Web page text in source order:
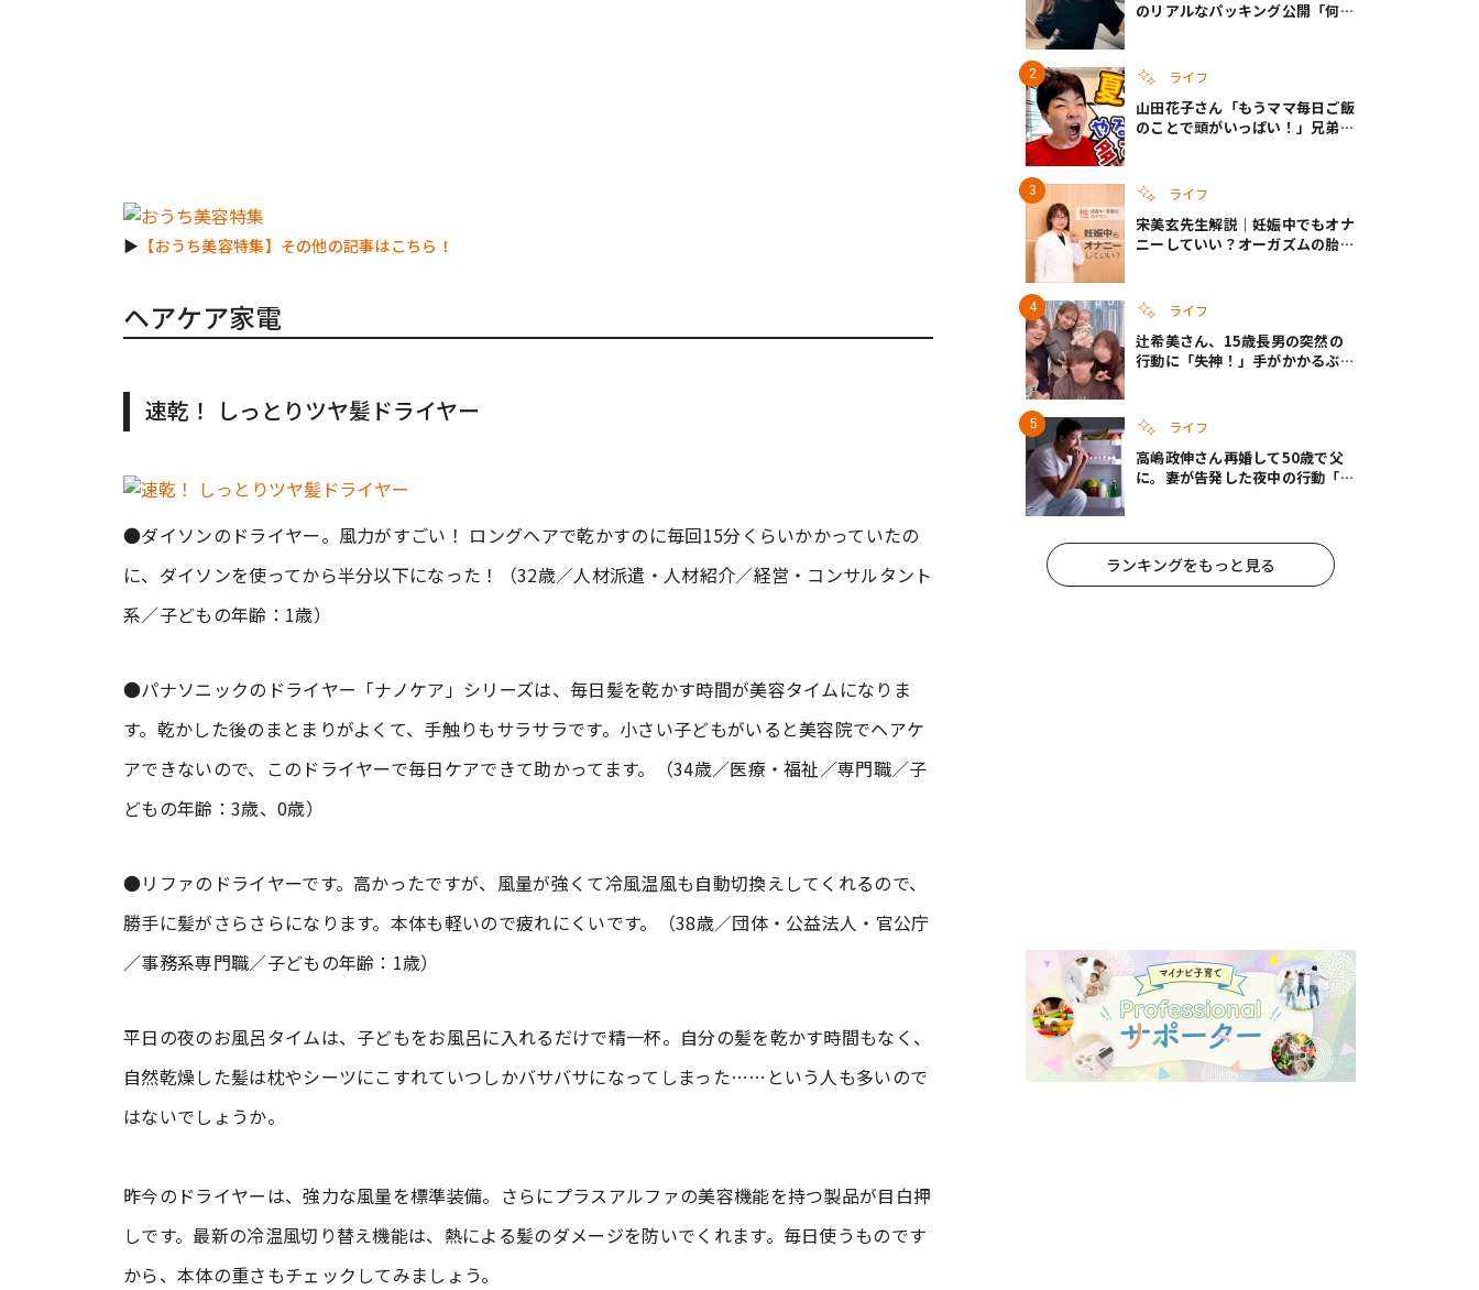
▶︎ 【おうち美容特集】その他の記事はこちら！
ヘアケア家電
速乾！ しっとりツヤ髪ドライヤー
●ダイソンのドライヤー。風力がすごい！ ロングヘアで乾かすのに毎回15分くらいかかっていたの
に、ダイソンを使ってから半分以下になった！（32歳／人材派遣・人材紹介／経営・コンサルタント
系／子どもの年齢：1歳）
●パナソニックのドライヤー「ナノケア」シリーズは、毎日髪を乾かす時間が美容タイムになりま
す。乾かした後のまとまりがよくて、手触りもサラサラです。小さい子どもがいると美容院でヘアケ
アできないので、このドライヤーで毎日ケアできて助かってます。（34歳／医療・福祉／専門職／子
どもの年齢：3歳、0歳）
●リファのドライヤーです。高かったですが、風量が強くて冷風温風も自動切換えしてくれるので、
勝手に髪がさらさらになります。本体も軽いので疲れにくいです。（38歳／団体・公益法人・官公庁
／事務系専門職／子どもの年齢：1歳）
平日の夜のお風呂タイムは、子どもをお風呂に入れるだけで精一杯。自分の髪を乾かす時間もなく、
自然乾燥した髪は枕やシーツにこすれていつしかバサバサになってしまった……という人も多いので
はないでしょうか。
昨今のドライヤーは、強力な風量を標準装備。さらにプラスアルファの美容機能を持つ製品が目白押
しです。最新の冷温風切り替え機能は、熱による髪のダメージを防いでくれます。毎日使うものです
から、本体の重さもチェックしてみましょう。
のリアルなパッキング公開「何が
ライフ
山田花子さん「もうママ毎日ご飯
のことで頭がいっぱい！」兄弟夏
ライフ
宋美玄先生解説｜妊娠中でもオナ
ニーしていい？オーガズムの胎児
ライフ
辻希美さん、15歳長男の突然の
行動に「失神！」手がかかるぶん
ライフ
高嶋政伸さん再婚して50歳で父
に。妻が告発した夜中の行動「こ
ランキングをもっと見る